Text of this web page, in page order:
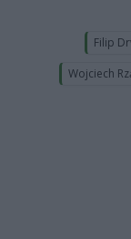
Filip
Wojciech